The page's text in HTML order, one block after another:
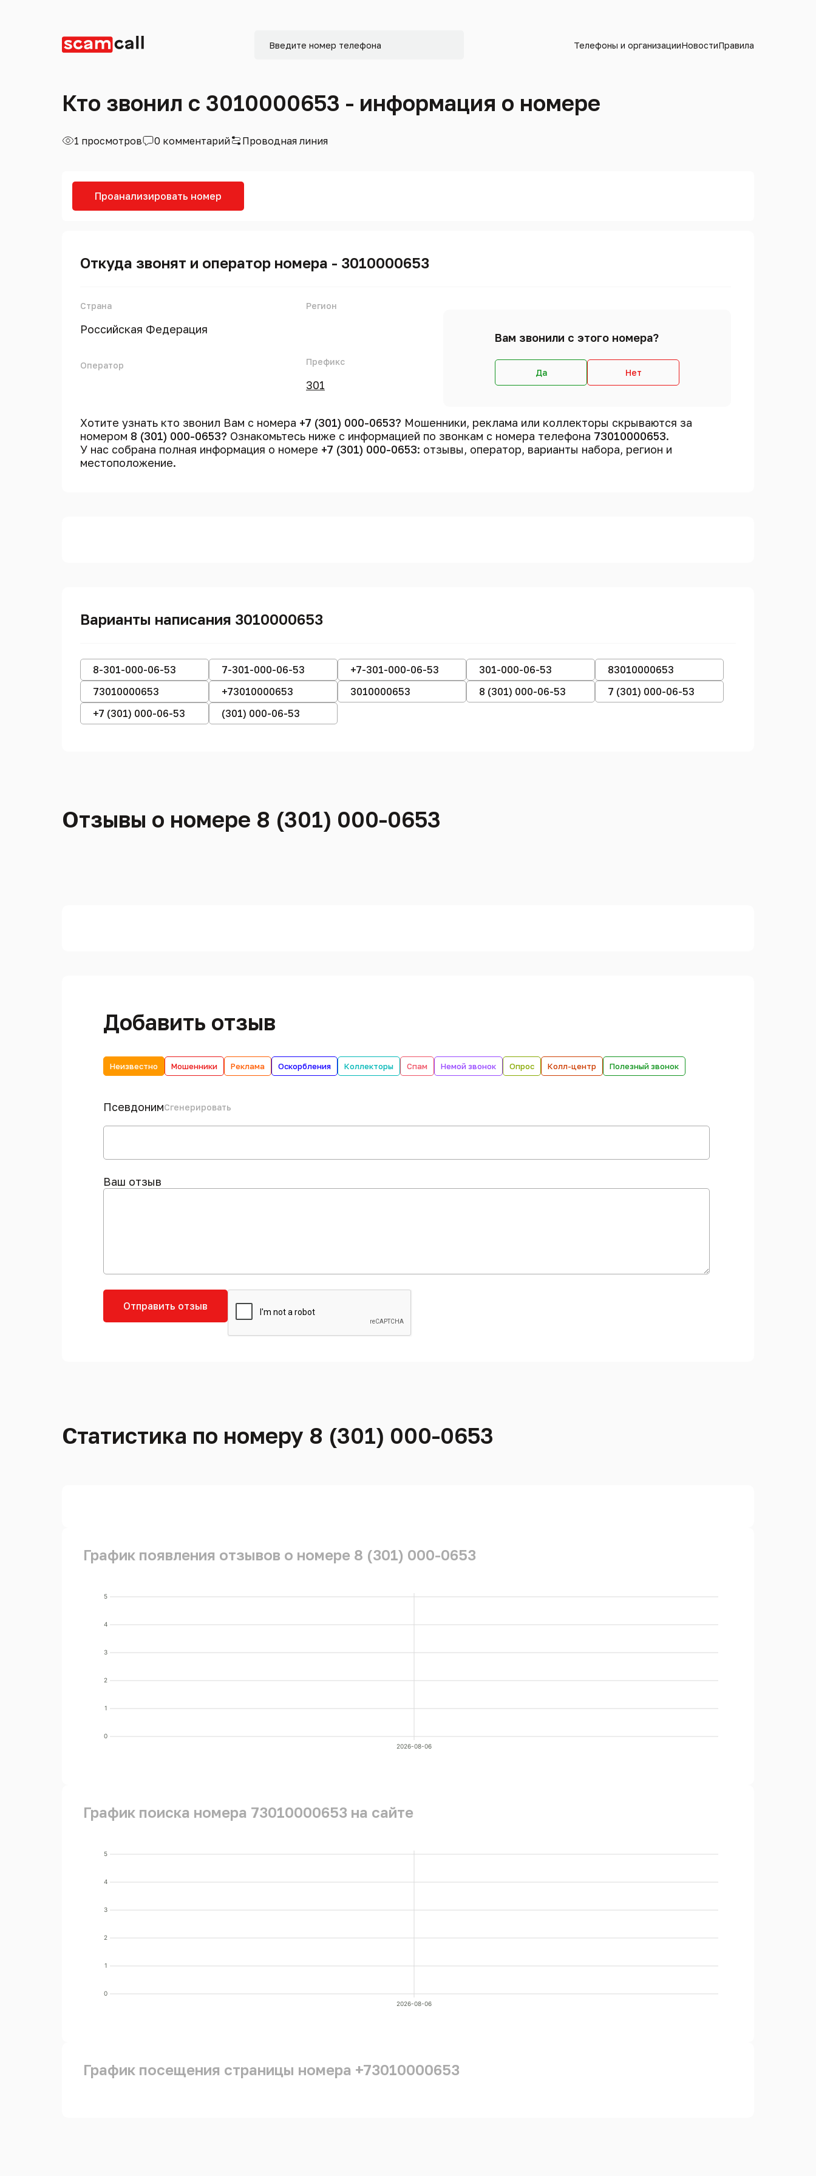
Телефоны и организацииНовостиПравила
Кто звонил с 3010000653 - информация о номере
1 просмотров 0 комментарий Проводная линия
Проанализировать номер
Откуда звонят и оператор номера - 3010000653
Страна
Российская Федерация
Оператор
Регион
Префикс
301
Вам звонили с этого номера?
Да Нет
Хотите узнать кто звонил Вам с номера +7 (301) 000-0653? Мошенники, реклама или коллекторы скрываются за
номером 8 (301) 000-0653? Ознакомьтесь ниже с информацией по звонкам с номера телефона 73010000653.
У нас собрана полная информация о номере +7 (301) 000-0653: отзывы, оператор, варианты набора, регион и
местоположение.
Варианты написания 3010000653
8-301-000-06-53 7-301-000-06-53 +7-301-000-06-53 301-000-06-53
83010000653
73010000653
+73010000653 3010000653 8 (301) 000-06-53
7 (301) 000-06-53
+7 (301) 000-06-53
(301) 000-06-53
Отзывы о номере 8 (301) 000-0653
Добавить отзыв
Неизвестно Мошенники Реклама Оскорбления Коллекторы Спам Немой звонок Опрос Колл-центр Полезный звонок
ПсевдонимСгенерировать
Ваш отзыв
Отправить отзыв
Статистика по номеру 8 (301) 000-0653
График появления отзывов о номере 8 (301) 000-0653
0
1
2
3
4
5
2026-08-06
График поиска номера 73010000653 на сайте
0
1
2
3
4
5
2026-08-06
График посещения страницы номера +73010000653